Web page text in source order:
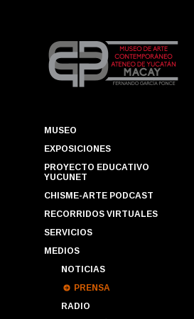
MUSEO
EXPOSICIONES
PROYECTO EDUCATIVO
YUCUNET
CHISME-ARTE PODCAST
RECORRIDOS VIRTUALES
SERVICIOS
MEDIOS
NOTICIAS
PRENSA
RADIO